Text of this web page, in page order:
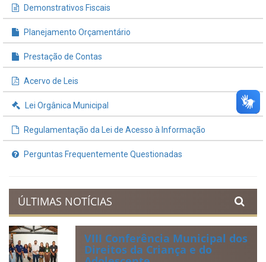
Demonstrativos Fiscais
Planejamento Orçamentário
Prestação de Contas
Acervo de Leis
Lei Orgânica Municipal
Regulamentação da Lei de Acesso à Informação
Perguntas Frequentemente Questionadas
ÚLTIMAS NOTÍCIAS
VIII Conferência Municipal dos
Direitos da Criança e do